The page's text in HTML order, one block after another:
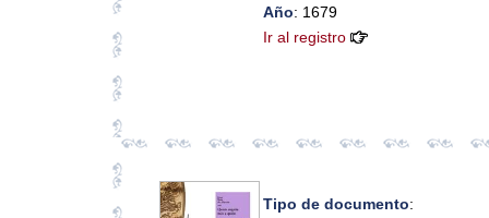
Año: 1679
Ir al registro
Tipo de documento: